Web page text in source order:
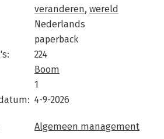
veranderen, wereld
Nederlands
paperback
224
Boom
1
4-9-2026
Algemeen management